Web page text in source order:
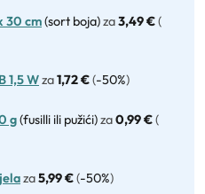
30 cm(sort boja)za3,49 €(
1,5 Wza1,72 €(-50%)
g(fusilli ili pužići)za0,99 €(
za5,99 €(-50%)